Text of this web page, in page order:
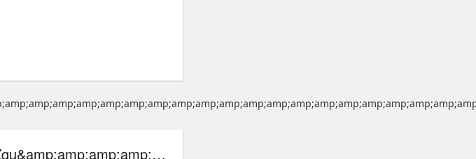
沈阳网站建设哪家公司好HttPqmF87Zqu&amp;amp;amp;amp;amp;amp;amp;amp;amp;amp;amp;amp;amp;amp;amp;amp;amp;amp;amp;amp;amp;amp;amp;amp;amp;amp;amp;amp;amp;amp;amp;amp;amp;amp;amp;amp;amp;amp;amp;amp;amp;amp;amp;amp;amp;#39; OR 497=(SELECT 497 FROM PG_SLEEP(15))"}